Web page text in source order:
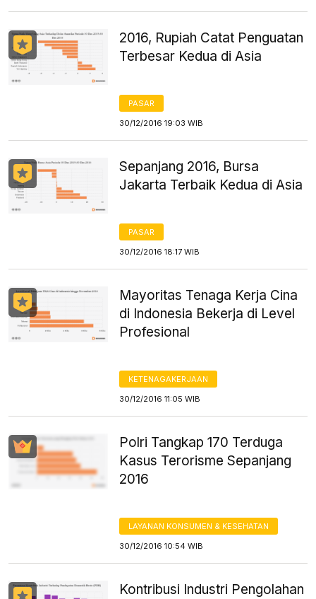
2016, Rupiah Catat Penguatan
Terbesar Kedua di Asia
PASAR
30/12/2016 19:03 WIB
Sepanjang 2016, Bursa
Jakarta Terbaik Kedua di Asia
PASAR
30/12/2016 18:17 WIB
Mayoritas Tenaga Kerja Cina
di Indonesia Bekerja di Level
Profesional
KETENAGAKERJAAN
30/12/2016 11:05 WIB
Polri Tangkap 170 Terduga
Kasus Terorisme Sepanjang
2016
LAYANAN KONSUMEN & KESEHATAN
30/12/2016 10:54 WIB
Kontribusi Industri Pengolahan